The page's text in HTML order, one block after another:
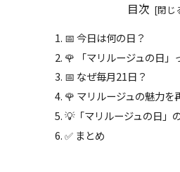
目次
📅 今日は何の日？
🌹 「マリルージュの日」
📅 なぜ毎月21日？
🌹 マリルージュの魅力を
💡「マリルージュの日」
✅ まとめ